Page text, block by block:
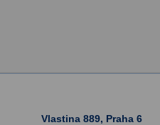
Vlastina 889, Praha 6